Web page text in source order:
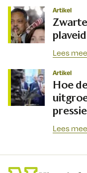
Artikel
Lees
Artikel
Hoe
Lees